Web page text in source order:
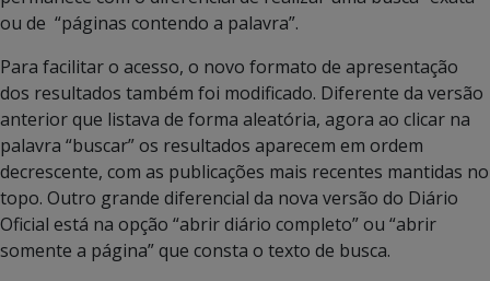
ou de “páginas contendo a palavra”.
Para facilitar o acesso, o novo formato de apresentação
dos resultados também foi modificado. Diferente da versão
anterior que listava de forma aleatória, agora ao clicar na
palavra “buscar” os resultados aparecem em ordem
decrescente, com as publicações mais recentes mantidas no
topo. Outro grande diferencial da nova versão do Diário
Oficial está na opção “abrir diário completo” ou “abrir
somente a página” que consta o texto de busca.